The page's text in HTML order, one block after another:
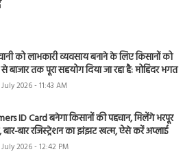
को लाभकारी व्यवसाय बनाने के लिए किसानों को
बाजार तक पूरा सहयोग दिया जा रहा है: मोहिंदर भगत
July 2026 - 11:43 AM
ID Card बनेगा किसानों की पहचान, मिलेंगे भरपूर
बार-बार रजिस्ट्रेशन का झंझट खत्म, ऐसे करें अप्लाई
July 2026 - 12:42 PM